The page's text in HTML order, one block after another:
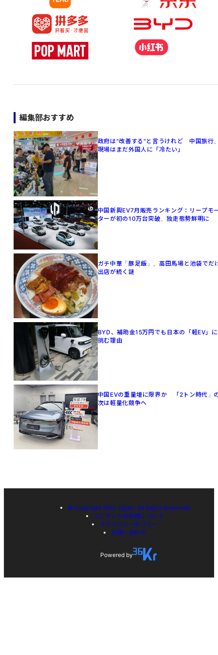
編集部おすすめ
政府は"改善する"と言うけれど 中国旅行
現場はまだ外国人に「冷たい」
中国新興EV7月販売ランキング：リープモ
ターが初の10万台突破、独走態勢鮮明に
ガチ中華「豚足飯」、高田馬場と池袋でだ
出店が続く謎
BYD、補助金15万円でも日本の「軽EV」に
挑む理由
中国EVの重量増に限界か 「2トン時代」
次は軽量化競争へ
© Copyright 36Kr Japan, All Rights Reserved
コンテンツの利用について
プライバシーポリシー
お問い合わせ
Powered by